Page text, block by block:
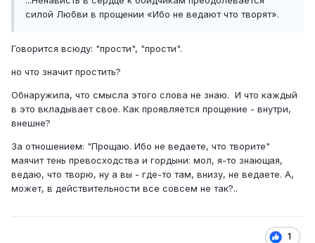
силой Любви в прощении «Ибо не ведают что творят».
Говорится всюду: "прости", "прости".
но что значит простить?
Обнаружила, что смысла этого слова не знаю. И что каждый
в это вкладывает свое. Как проявляется прощение - внутри,
внешне?
За отношением: "Прощаю. Ибо не ведаете, что творите"
маячит тень превосходства и гордыни: мол, я-то знающая,
ведаю, что творю, ну а вы - где-то там, внизу, не ведаете. А,
может, в действительности все совсем не так?..
1